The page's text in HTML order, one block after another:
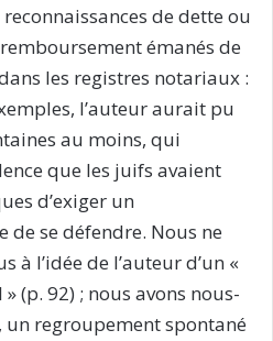
de dette ou
émanés de
les registres notariaux :
l’auteur aurait pu
au moins, qui
que les juifs avaient
d’exiger un
se défendre. Nous ne
à l’idée de l’auteur d’un «
(p. 92) ; nous avons nous-
un regroupement spontané